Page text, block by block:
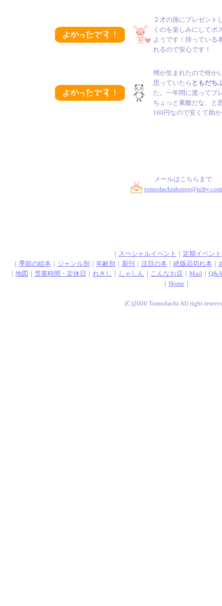
２才の孫にプレゼント
くのを楽しみにしてポ
ようです！持っている
れるので安心です！
甥が生まれたので何か
思っていたら ともだち
た。一年間に渡ってプ
ちょっと素敵だな、と
160円なので安くて助
メールはこちらまで
tomodachishoten@nifty.com
｜ スペシャルイベント ｜ 定期イベント
｜ 季節の絵本 ｜ ジャンル別 ｜ 年齢別 ｜ 新刊 ｜ 注目の本 ｜ 絶版品切れ本 ｜
｜ 地図 ｜ 営業時間・定休日 ｜ れきし ｜ しゃしん ｜ こんなお店｜ Mail ｜ Q&A
｜ Home ｜
(C)2006 Tomodachi All right